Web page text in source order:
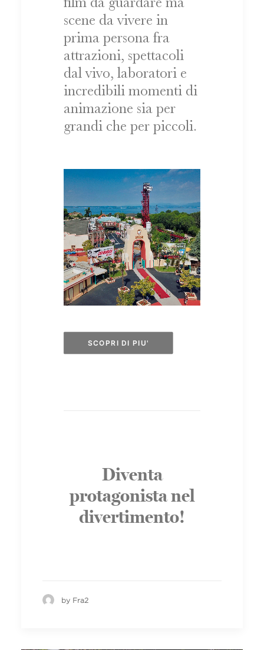
film da guardare ma
scene da vivere in
prima persona fra
attrazioni, spettacoli
dal vivo, laboratori e
incredibili momenti di
animazione sia per
grandi che per piccoli.
SCOPRI DI PIU'
Diventa
protagonista nel
divertimento!
by Fra2